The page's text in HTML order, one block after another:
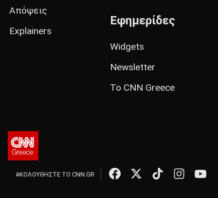
Απόψεις
Explainers
Εφημερίδες
Widgets
Newsletter
Το CNN Greece
ΑΚΟΛΟΥΘΗΣΤΕ ΤΟ CNN.GR